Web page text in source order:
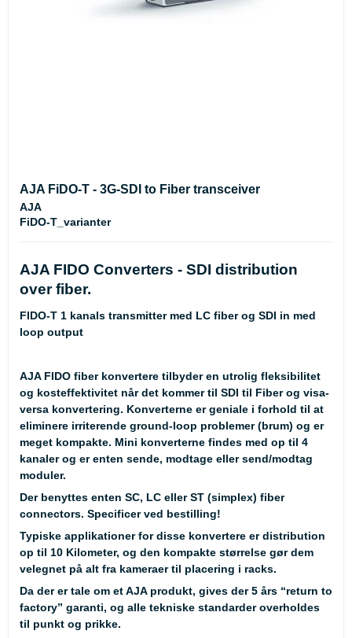
AJA FiDO-T - 3G-SDI to Fiber transceiver
AJA
FiDO-T_varianter
AJA FIDO Converters - SDI distribution
over fiber.
FIDO-T 1 kanals transmitter med LC fiber og SDI in med
loop output
AJA FIDO fiber konvertere tilbyder en utrolig fleksibilitet
og kosteffektivitet når det kommer til SDI til Fiber og visa-
versa konvertering. Konverterne er geniale i forhold til at
eliminere irriterende ground-loop problemer (brum) og er
meget kompakte. Mini konverterne findes med op til 4
kanaler og er enten sende, modtage eller send/modtag
moduler.
Der benyttes enten SC, LC eller ST (simplex) fiber
connectors. Specificer ved bestilling!
Typiske applikationer for disse konvertere er distribution
op til 10 Kilometer, og den kompakte størrelse gør dem
velegnet på alt fra kameraer til placering i racks.
Da der er tale om et AJA produkt, gives der 5 års “return to
factory” garanti, og alle tekniske standarder overholdes
til punkt og prikke.